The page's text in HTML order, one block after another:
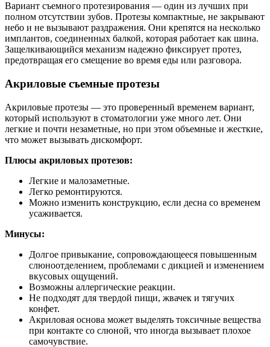
Вариант съемного протезирования — один из лучших при
полном отсутствии зубов. Протезы компактные, не закрывают
небо и не вызывают раздражения. Они крепятся на несколько
имплантов, соединенных балкой, которая работает как шина.
Защелкивающийся механизм надежно фиксирует протез,
предотвращая его смещение во время еды или разговора.
Акриловые съемные протезы
Акриловые протезы — это проверенный временем вариант,
который используют в стоматологии уже много лет. Они
легкие и почти незаметные, но при этом объемные и жесткие,
что может вызывать дискомфорт.
Плюсы акриловых протезов:
Легкие и малозаметные.
Легко ремонтируются.
Можно изменить конструкцию, если десна со временем
усаживается.
Минусы:
Долгое привыкание, сопровождающееся повышенным
слюноотделением, проблемами с дикцией и изменением
вкусовых ощущений.
Возможны аллергические реакции.
Не подходят для твердой пищи, жвачек и тягучих
конфет.
Акриловая основа может выделять токсичные вещества
при контакте со слюной, что иногда вызывает плохое
самочувствие.